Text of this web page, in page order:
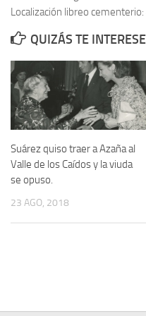
Memoria Histórica
Investigación previa de la
1947).
Informe Represión en
Informe de la fosa de abril
Enciclopedia Republicana
Militantes históricos IR
Personajes republicanos
Localización libreo
QUIZÁS TE
Suárez quiso traer a Azaña al
Valle de los Caídos y la viuda
se opuso.
23 AGO, 2018